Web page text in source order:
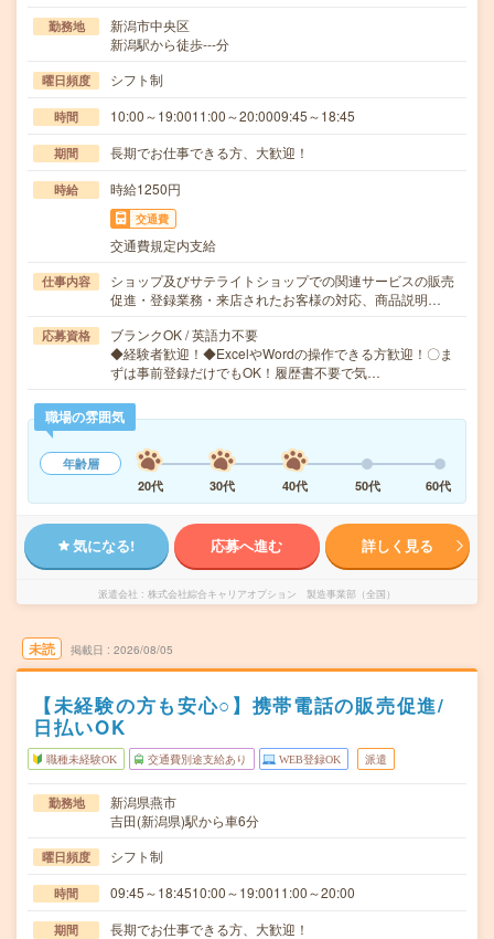
勤務地
新潟市中央区
新潟駅から徒歩---分
曜日頻度 シフト制
時間 10:00～19:0011:00～20:0009:45～18:45
期間 長期でお仕事できる方、大歓迎！
時給 時給1250円
交通費
交通費規定内支給
仕事内容
ショップ及びサテライトショップでの関連サービスの販売
促進・登録業務・来店されたお客様の対応、商品説明…
応募資格
ブランクOK / 英語力不要
◆経験者歓迎！◆ExcelやWordの操作できる方歓迎！〇ま
ずは事前登録だけでもOK！履歴書不要で気…
職場の雰囲気
年齢層
20代
30代 40代 50代 60代
気になる! 応募へ進む 詳しく見る
派遣会社 株式会社綜合キャリアオプション 製造事業部（全国）
未読 掲載日 2026/08/05
【未経験の方も安心○】携帯電話の販売促進/
日払いOK
職種未経験OK 交通費別途支給あり WEB登録OK 派遣
勤務地
新潟県燕市
吉田(新潟県)駅から車6分
曜日頻度 シフト制
時間 09:45～18:4510:00～19:0011:00～20:00
期間 長期でお仕事できる方、大歓迎！